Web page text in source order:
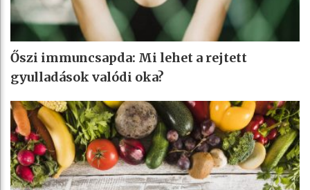
Őszi immuncsapda: Mi lehet a rejtett
gyulladások valódi oka?